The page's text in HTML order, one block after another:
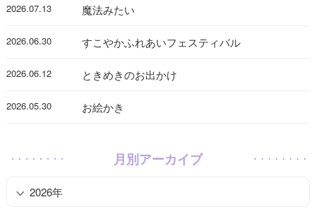
2026.07.13 魔法みたい
2026.06.30 すこやかふれあいフェスティバル
2026.06.12 ときめきのお出かけ
2026.05.30 お絵かき
月別アーカイブ
2026年